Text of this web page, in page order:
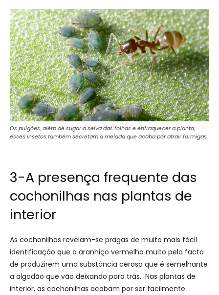
Os pulgões, além de sugar a seiva das folhas e enfraquecer a planta,
esses insetos também secretam a melada que acaba por atrair formigas.
3-A presença frequente das
cochonilhas nas plantas de
interior
As cochonilhas revelam-se pragas de muito mais fácil
identificação que o aranhiço vermelho muito pelo facto
de produzirem uma substância cerosa que é semelhante
a algodão que vão deixando para trás. Nas plantas de
interior, as cochonilhas acabam por ser facilmente